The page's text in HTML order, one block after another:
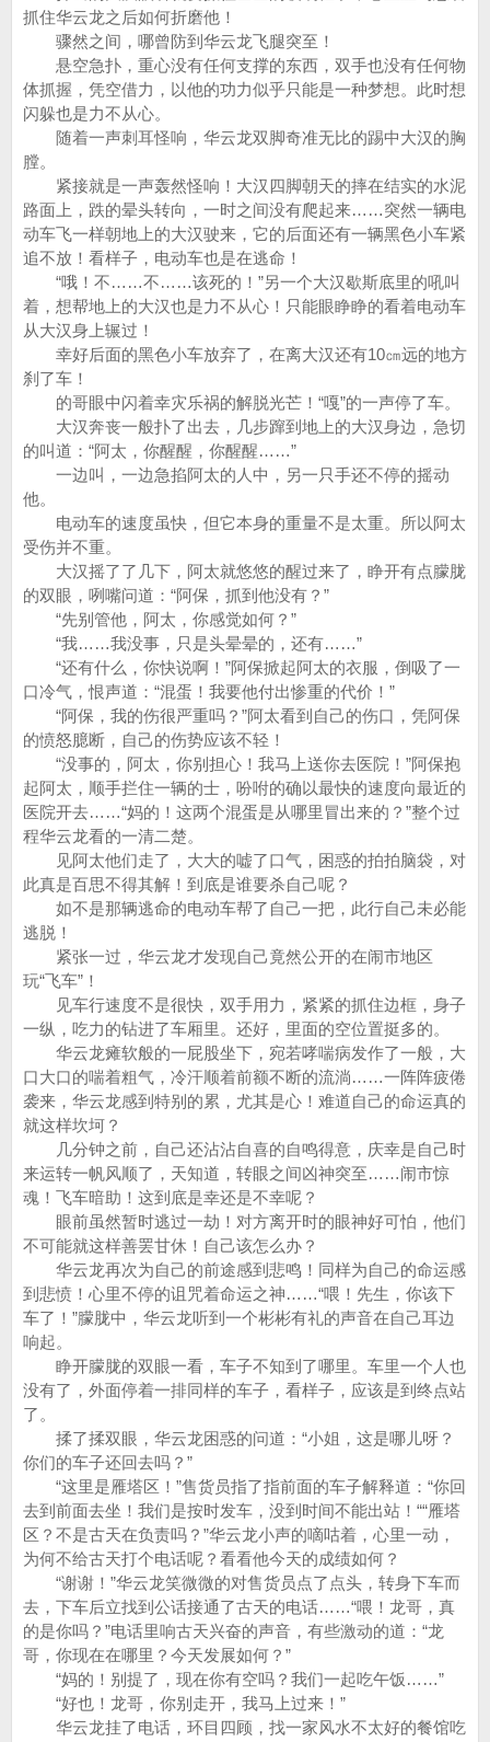
抓住华云龙之后如何折磨他！
骤然之间，哪曾防到华云龙飞腿突至！
悬空急扑，重心没有任何支撑的东西，双手也没有任何物
体抓握，凭空借力，以他的功力似乎只能是一种梦想。此时想
闪躲也是力不从心。
随着一声刺耳怪响，华云龙双脚奇准无比的踢中大汉的胸
膛。
紧接就是一声轰然怪响！大汉四脚朝天的摔在结实的水泥
路面上，跌的晕头转向，一时之间没有爬起来……突然一辆电
动车飞一样朝地上的大汉驶来，它的后面还有一辆黑色小车紧
追不放！看样子，电动车也是在逃命！
“哦！不……不……该死的！”另一个大汉歇斯底里的吼叫
着，想帮地上的大汉也是力不从心！只能眼睁睁的看着电动车
从大汉身上辗过！
幸好后面的黑色小车放弃了，在离大汉还有10㎝远的地方
刹了车！
的哥眼中闪着幸灾乐祸的解脱光芒！“嘎”的一声停了车。
大汉奔丧一般扑了出去，几步蹿到地上的大汉身边，急切
的叫道：“阿太，你醒醒，你醒醒……”
一边叫，一边急掐阿太的人中，另一只手还不停的摇动
他。
电动车的速度虽快，但它本身的重量不是太重。所以阿太
受伤并不重。
大汉摇了了几下，阿太就悠悠的醒过来了，睁开有点朦胧
的双眼，咧嘴问道：“阿保，抓到他没有？”
“先别管他，阿太，你感觉如何？”
“我……我没事，只是头晕晕的，还有……”
“还有什么，你快说啊！”阿保掀起阿太的衣服，倒吸了一
口冷气，恨声道：“混蛋！我要他付出惨重的代价！”
“阿保，我的伤很严重吗？”阿太看到自己的伤口，凭阿保
的愤怒臆断，自己的伤势应该不轻！
“没事的，阿太，你别担心！我马上送你去医院！”阿保抱
起阿太，顺手拦住一辆的士，吩咐的确以最快的速度向最近的
医院开去……“妈的！这两个混蛋是从哪里冒出来的？”整个过
程华云龙看的一清二楚。
见阿太他们走了，大大的嘘了口气，困惑的拍拍脑袋，对
此真是百思不得其解！到底是谁要杀自己呢？
如不是那辆逃命的电动车帮了自己一把，此行自己未必能
逃脱！
紧张一过，华云龙才发现自己竟然公开的在闹市地区
玩“飞车”！
见车行速度不是很快，双手用力，紧紧的抓住边框，身子
一纵，吃力的钻进了车厢里。还好，里面的空位置挺多的。
华云龙瘫软般的一屁股坐下，宛若哮喘病发作了一般，大
口大口的喘着粗气，冷汗顺着前额不断的流淌……一阵阵疲倦
袭来，华云龙感到特别的累，尤其是心！难道自己的命运真的
就这样坎坷？
几分钟之前，自己还沾沾自喜的自鸣得意，庆幸是自己时
来运转一帆风顺了，天知道，转眼之间凶神突至……闹市惊
魂！飞车暗助！这到底是幸还是不幸呢？
眼前虽然暂时逃过一劫！对方离开时的眼神好可怕，他们
不可能就这样善罢甘休！自己该怎么办？
华云龙再次为自己的前途感到悲鸣！同样为自己的命运感
到悲愤！心里不停的诅咒着命运之神……“喂！先生，你该下
车了！”朦胧中，华云龙听到一个彬彬有礼的声音在自己耳边
响起。
睁开朦胧的双眼一看，车子不知到了哪里。车里一个人也
没有了，外面停着一排同样的车子，看样子，应该是到终点站
了。
揉了揉双眼，华云龙困惑的问道：“小姐，这是哪儿呀？
你们的车子还回去吗？”
“这里是雁塔区！”售货员指了指前面的车子解释道：“你回
去到前面去坐！我们是按时发车，没到时间不能出站！““雁塔
区？不是古天在负责吗？”华云龙小声的嘀咕着，心里一动，
为何不给古天打个电话呢？看看他今天的成绩如何？
“谢谢！”华云龙笑微微的对售货员点了点头，转身下车而
去，下车后立找到公话接通了古天的电话……“喂！龙哥，真
的是你吗？”电话里响古天兴奋的声音，有些激动的道：“龙
哥，你现在在哪里？今天发展如何？”
“妈的！别提了，现在你有空吗？我们一起吃午饭……”
“好也！龙哥，你别走开，我马上过来！”
华云龙挂了电话，环目四顾，找一家风水不太好的餐馆吃